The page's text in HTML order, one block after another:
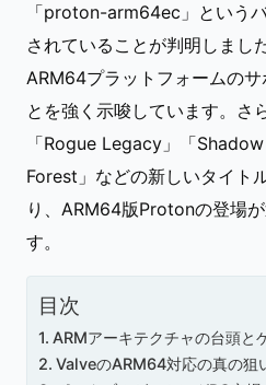
「proton-arm64ec」という
されていることが判明しまし
ARM64プラットフォームの
とを強く示唆しています。さ
「Rogue Legacy」「
Forest」などの新しいタイト
り、ARM64版Protonの登場
す。
目次
ARMアーキテクチャの台頭と
ValveのARM64対応の真の狙